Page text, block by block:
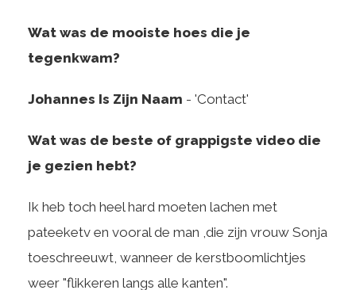
Wat was de mooiste hoes die je
tegenkwam?
Johannes Is Zijn Naam - 'Contact'
Wat was de beste of grappigste video die
je gezien hebt?
Ik heb toch heel hard moeten lachen met
pateeketv en vooral de man ,die zijn vrouw Sonja
toeschreeuwt, wanneer de kerstboomlichtjes
weer "flikkeren langs alle kanten".